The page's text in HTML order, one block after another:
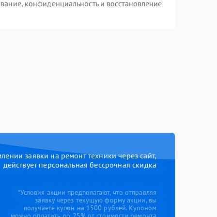
конфиденциальность и восстановление
заявки на ремонт техники через сайт,
действует персональная бессрочная скидка
*Условия акции предполагают, что отправляя
заявку через текущую форму акции, вы
получаете купон на 1500 рублей. Купоном